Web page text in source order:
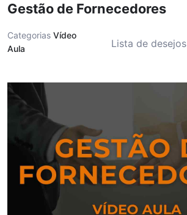
Gestão de Fornecedores
Categorias Vídeo
Aula
Lista de desejos